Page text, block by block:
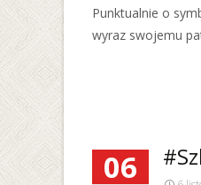
Punktualnie o
wyraz swojemu
06